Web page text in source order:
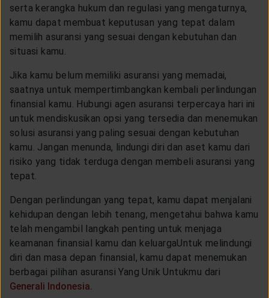
serta kerangka hukum dan regulasi yang mengaturnya,
kamu dapat membuat keputusan yang tepat dalam
memilih asuransi yang sesuai dengan kebutuhan dan
situasi kamu.
Jika kamu belum memiliki asuransi yang memadai,
saatnya untuk mempertimbangkan kembali perlindungan
finansial kamu. Hubungi agen asuransi terpercaya hari ini
untuk mendiskusikan opsi yang tersedia dan menemukan
solusi asuransi yang paling sesuai dengan kebutuhan
kamu. Jangan menunda, lindungi diri dan aset kamu dari
risiko yang tidak terduga dengan membeli asuransi yang
tepat.
Dengan perlindungan yang tepat, kamu dapat menjalani
kehidupan dengan lebih tenang, mengetahui bahwa kamu
telah mengambil langkah penting untuk menjaga
keamanan finansial kamu dan keluargaUntuk melindungi
diri dan masa depan finansial, kamu dapat menemukan
berbagai pilihan asuransi Yang Unik Untukmu dari
Generali Indonesia.